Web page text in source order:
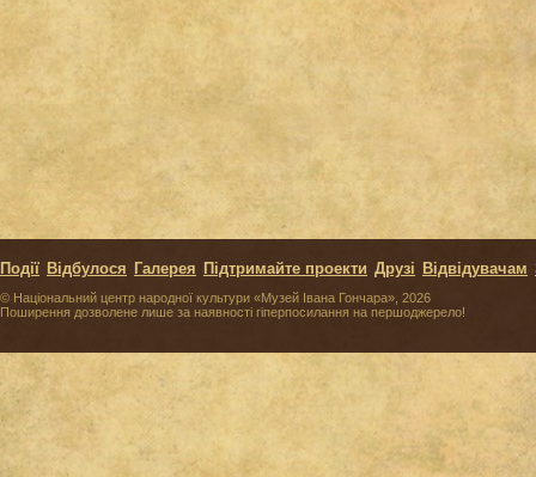
© Національний центр народної культури «Музей Івана Гончара», 2026
Поширення дозволене лише за наявності гіперпосилання на першоджерело!
Події Відбулося Галерея Підтримайте проекти Друзі Відвідувачам